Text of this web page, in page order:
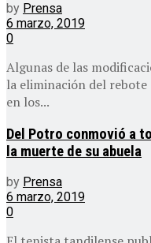
by Prensa
6 marzo, 2019
0
Algunas de las
la eliminación del rebote
en los...
Del Potro conmovió a
la muerte de su abuela
by Prensa
6 marzo, 2019
0